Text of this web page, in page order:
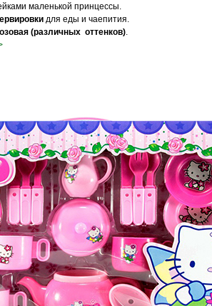
маленькой принцессы.
для еды и чаепития.
(различных оттенков).